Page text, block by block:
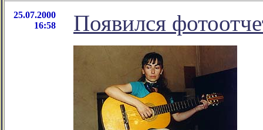
25.07.2000
16:58
Появился